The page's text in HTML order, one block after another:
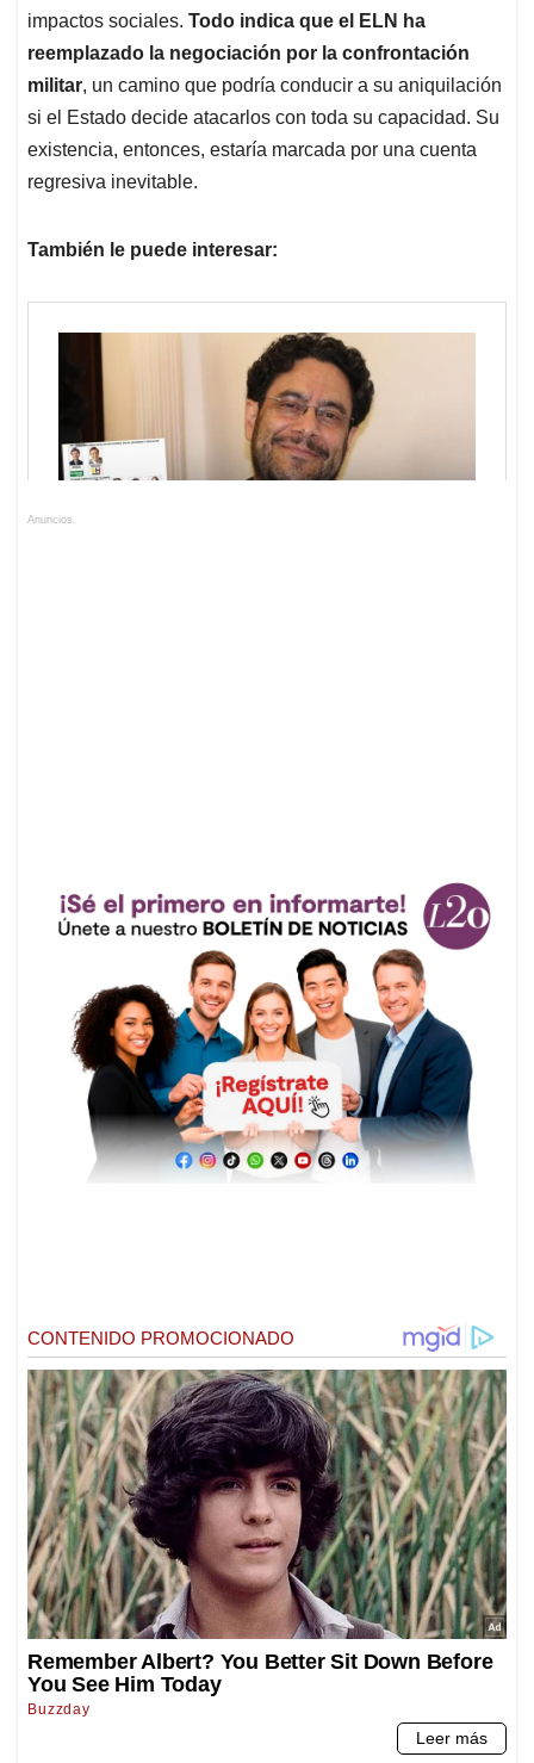
impactos sociales. Todo indica que el ELN ha
reemplazado la negociación por la confrontación
militar, un camino que podría conducir a su aniquilación
si el Estado decide atacarlos con toda su capacidad. Su
existencia, entonces, estaría marcada por una cuenta
regresiva inevitable.
También le puede interesar:
Anuncios.